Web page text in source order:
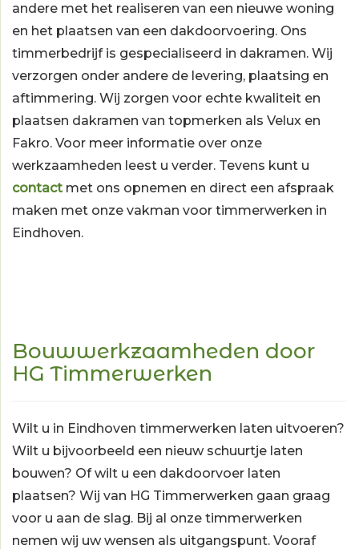
andere met het realiseren van een nieuwe woning
en het plaatsen van een dakdoorvoering. Ons
timmerbedrijf is gespecialiseerd in dakramen. Wij
verzorgen onder andere de levering, plaatsing en
aftimmering. Wij zorgen voor echte kwaliteit en
plaatsen dakramen van topmerken als Velux en
Fakro. Voor meer informatie over onze
werkzaamheden leest u verder. Tevens kunt u
contact met ons opnemen en direct een afspraak
maken met onze vakman voor timmerwerken in
Eindhoven.
Bouwwerkzaamheden door
HG Timmerwerken
Wilt u in Eindhoven timmerwerken laten uitvoeren?
Wilt u bijvoorbeeld een nieuw schuurtje laten
bouwen? Of wilt u een dakdoorvoer laten
plaatsen? Wij van HG Timmerwerken gaan graag
voor u aan de slag. Bij al onze timmerwerken
nemen wij uw wensen als uitgangspunt. Vooraf